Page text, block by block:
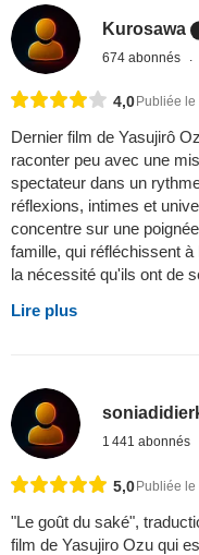
Kurosawa
674 abonnés
4,0 Publiée le
Dernier film de Yasujirô
raconter peu avec une
spectateur dans un
réflexions, intimes et
concentre sur une
famille, qui réfléchissent
la nécessité qu'ils ont de
Lire plus
1 441 abonnés
5,0Publiée le
"Le goût du saké",
film de Yasujiro Ozu qui